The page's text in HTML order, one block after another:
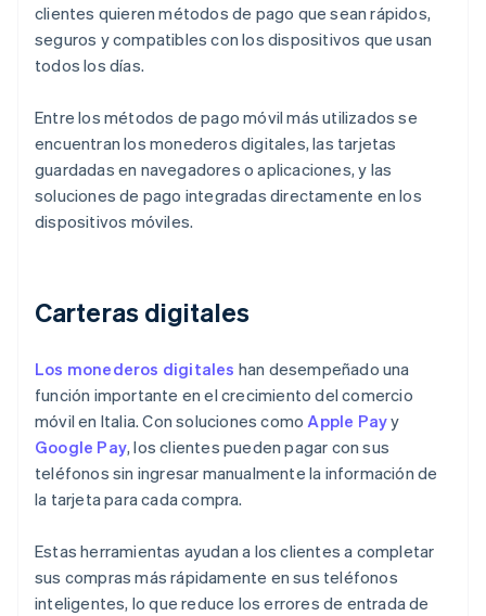
clientes quieren métodos de pago que sean rápidos,
seguros y compatibles con los dispositivos que usan
todos los días.
Entre los métodos de pago móvil más utilizados se
encuentran los monederos digitales, las tarjetas
guardadas en navegadores o aplicaciones, y las
soluciones de pago integradas directamente en los
dispositivos móviles.
Carteras digitales
Los monederos digitales han desempeñado una
función importante en el crecimiento del comercio
móvil en Italia. Con soluciones comoApple Payy
Google Pay, los clientes pueden pagar con sus
teléfonos sin ingresar manualmente la información de
la tarjeta para cada compra.
Estas herramientas ayudan a los clientes a completar
sus compras más rápidamente en sus teléfonos
inteligentes, lo que reduce los errores de entrada de